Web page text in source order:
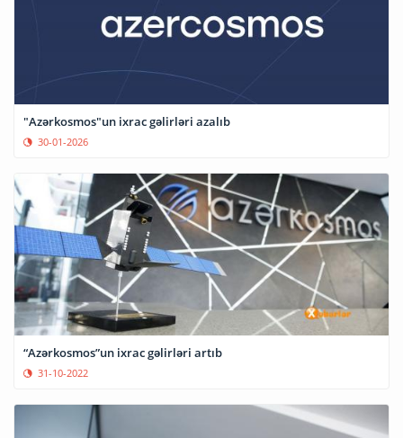
"Azərkosmos"un ixrac gəlirləri azalıb
30-01-2026
“Azərkosmos”un ixrac gəlirləri artıb
31-10-2022